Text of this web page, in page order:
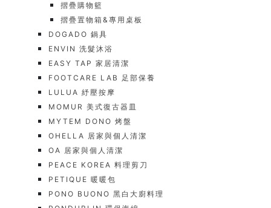
摺疊購物籃
摺疊置物箱&專用桌板
DOGADO 鍋具
ENVIN 洗髮沐浴
EASY TAP 家居清潔
FOOTCARE LAB 足部保養
LULUA 紓壓按摩
MOMUR 美式復古器皿
MYTEM DONO 烤盤
OHELLA 居家與個人清潔
OA 居家與個人清潔
PEACE KOREA 料理剪刀
PETIQUE 暖暖包
PONO BUONO 黑白大廚料理